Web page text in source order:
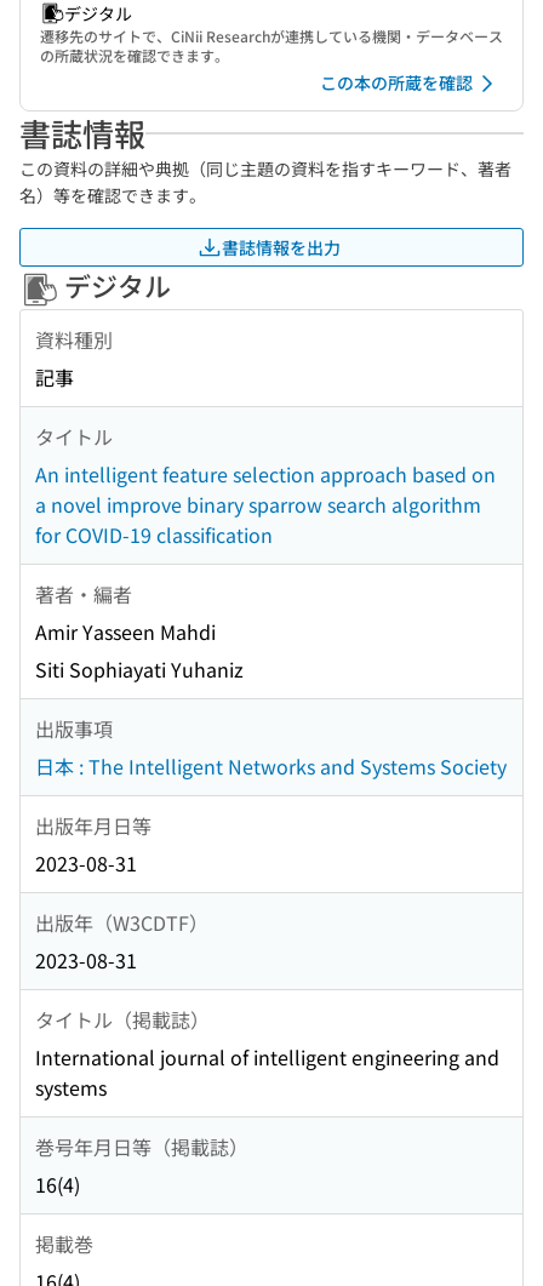
デジタル
遷移先のサイトで、CiNii Researchが連携している機関・データベース
の所蔵状況を確認できます。
この本の所蔵を確認
書誌情報
この資料の詳細や典拠（同じ主題の資料を指すキーワード、著者
名）等を確認できます。
書誌情報を出力
デジタル
資料種別
記事
タイトル
An intelligent feature selection approach based on
a novel improve binary sparrow search algorithm
for COVID-19 classification
著者・編者
Amir Yasseen Mahdi
Siti Sophiayati Yuhaniz
出版事項
日本 : The Intelligent Networks and Systems Society
出版年月日等
2023-08-31
出版年（W3CDTF）
2023-08-31
タイトル（掲載誌）
International journal of intelligent engineering and
systems
巻号年月日等（掲載誌）
16(4)
掲載巻